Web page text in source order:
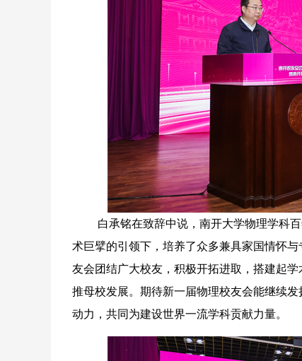
白承铭在致辞中说，南开大学物理学科百
术巨擘的引领下，培养了众多兼具家国情怀
友会团结广大校友，积极开拓进取，搭建起
推母校发展。期待新一届物理校友会能继续
动力，共同为建设世界一流学科贡献力量。